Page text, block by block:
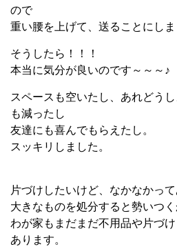
ので
重い腰を上げて、送ることにしま
そうしたら！！！
本当に気分が良いのです～～～♪
スペースも空いたし、あれどう
も減ったし
友達にも喜んでもらえたし。
スッキリしました。
片づけしたいけど、なかなかって
大きなものを処分すると勢いつく
わが家もまだまだ不用品や片づ
あります。